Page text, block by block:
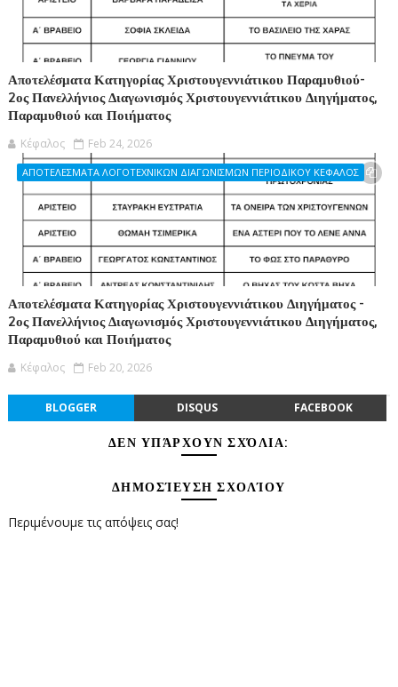
Αποτελέσματα Κατηγορίας Χριστουγεννιάτικου Παραμυθιού-
2ος Πανελλήνιος Διαγωνισμός Χριστουγεννιάτικου Διηγήματος,
Παραμυθιού και Ποιήματος
Κέφαλος Feb 24, 2026
ΑΠΟΤΕΛΕΣΜΑΤΑ ΛΟΓΟΤΕΧΝΙΚΩΝ ΔΙΑΓΩΝΙΣΜΩΝ ΠΕΡΙΟΔΙΚΟΥ ΚΕΦΑΛΟΣ
Αποτελέσματα Κατηγορίας Χριστουγεννιάτικου Διηγήματος -
2ος Πανελλήνιος Διαγωνισμός Χριστουγεννιάτικου Διηγήματος,
Παραμυθιού και Ποιήματος
Κέφαλος Feb 20, 2026
BLOGGER DISQUS FACEBOOK
ΔΕΝ ΥΠΆΡΧΟΥΝ ΣΧΌΛΙΑ:
ΔΗΜΟΣΊΕΥΣΗ ΣΧΟΛΊΟΥ
Περιμένουμε τις απόψεις σας!